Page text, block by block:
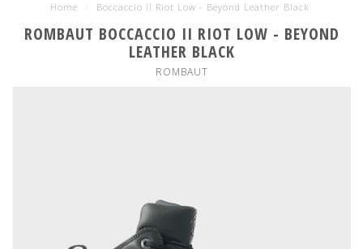
Home Boccaccio II Riot Low - Beyond Leather Black
ROMBAUT BOCCACCIO II RIOT LOW - BEYOND
LEATHER BLACK
ROMBAUT